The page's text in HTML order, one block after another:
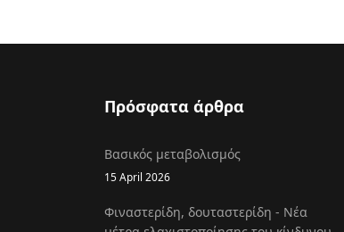
Πρόσφατα άρθρα
Βασικός μεταβολισμός
15 April 2026
Φιναστερίδη, δουταστερίδη - Νέα